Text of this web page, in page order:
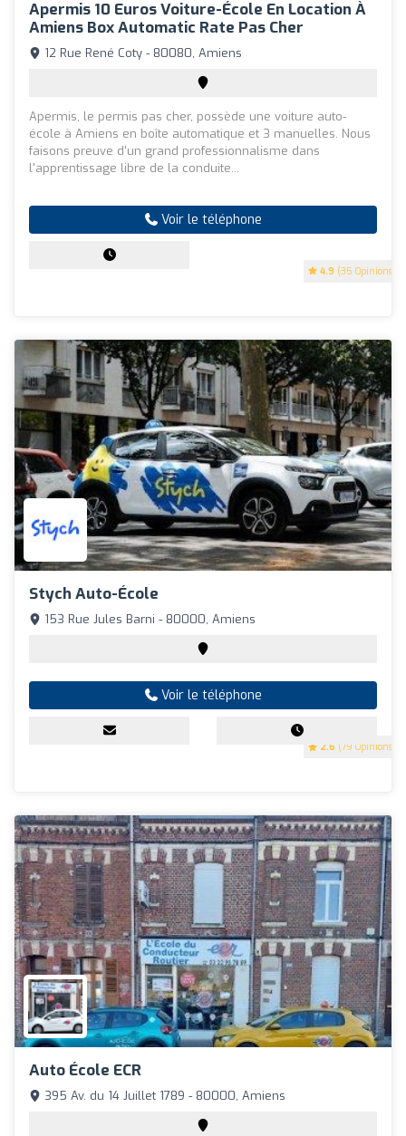
Apermis 10 Euros Voiture-École En Location À
Amiens Box Automatic Rate Pas Cher
4.9 (35 Opinions)
12 Rue René Coty - 80080, Amiens
Apermis, le permis pas cher, possède une voiture auto-
école à Amiens en boîte automatique et 3 manuelles. Nous
faisons preuve d'un grand professionnalisme dans
l'apprentissage libre de la conduite...
Voir le téléphone
Stych Auto-École
2.6 (79 Opinions)
153 Rue Jules Barni - 80000, Amiens
Voir le téléphone
Auto École ECR
395 Av. du 14 Juillet 1789 - 80000, Amiens